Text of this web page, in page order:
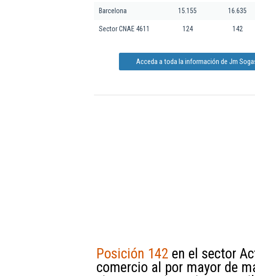
Barcelona 15.155 16.635
Sector CNAE 4611 124 142
Acceda a toda la información de Jm
Posición 142 en el sector
comercio al por mayor de